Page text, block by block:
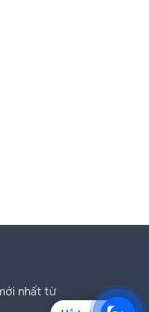
nhất từ